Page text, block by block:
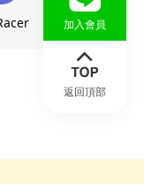
加入會員
返回頂部